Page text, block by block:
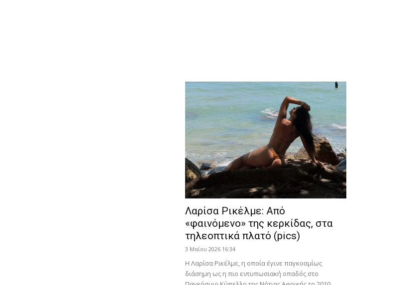
Λαρίσα Ρικέλμε: Από
«φαινόμενο» της κερκίδας, στα
τηλεοπτικά πλατό (pics)
3 Μαΐου 2026 16:34
Η Λαρίσα Ρικέλμε, η οποία έγινε παγκοσμίως
διάσημη ως η πιο εντυπωσιακή οπαδός στο